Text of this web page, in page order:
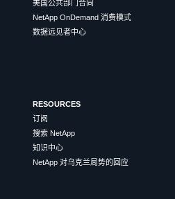
美国公共部门合同
NetApp OnDemand 消费模式
数据远见者中心
RESOURCES
订阅
搜索 NetApp
知识中心
NetApp 对乌克兰局势的回应